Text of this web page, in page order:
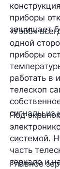
приборы
защищает
«Уэбб»
одной
приборы
работать в
телескоп
сигналы из
Под
системой.
часть
зеркало и
Главное